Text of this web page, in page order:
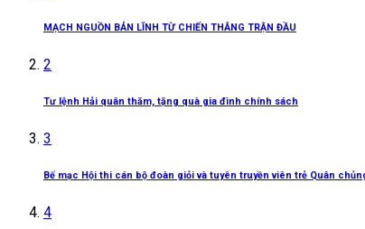
MẠCH NGUỒN BẢN LĨNH TỪ CHIẾN THẮNG TRẬN ĐẦU
2
Tư lệnh Hải quân thăm, tặng quà gia đình chính sách
3
Bế mạc Hội thi cán bộ đoàn giỏi và tuyên truyền viên trẻ Quân
4